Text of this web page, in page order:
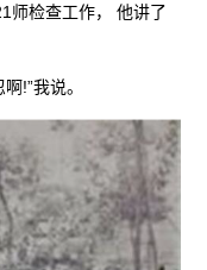
师检查工作， 他讲了
!”我说。